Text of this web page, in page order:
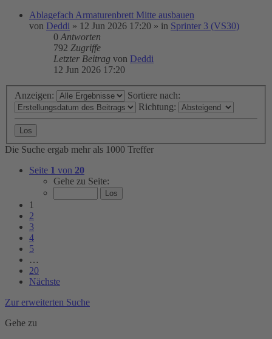
Ablagefach Armaturenbrett Mitte ausbauen
von Deddi » 12 Jun 2026 17:20 » in Sprinter 3 (VS30)
0 Antworten
792 Zugriffe
Letzter Beitrag von Deddi
12 Jun 2026 17:20
Anzeigen:
Sortiere nach:
Richtung:
Die Suche ergab mehr als 1000 Treffer
Seite 1 von 20
Gehe zu Seite:
1
2
3
4
5
…
20
Nächste
Zur erweiterten Suche
Gehe zu